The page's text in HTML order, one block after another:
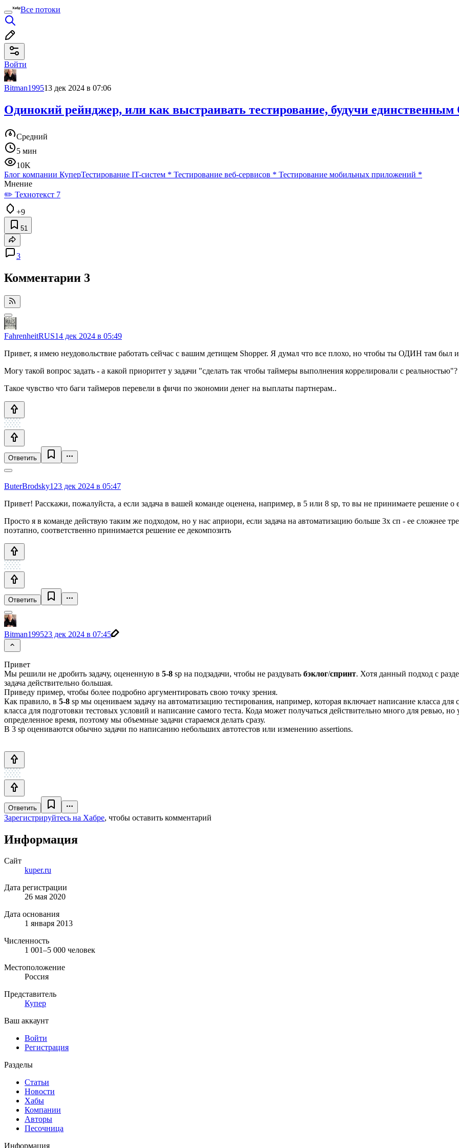
Все потоки
Войти
Bitman199513 дек 2024 в 07:06
Одинокий рейнджер, или как выстраивать тестирование, будучи единственным
Средний
5 мин
10K
Блог компании КуперТестирование IT-систем * Тестирование веб-сервисов * Тестирование мобильных приложений *
Мнение
✏️ Технотекст 7
+9
51
3
Комментарии 3
FahrenheitRUS14 дек 2024 в 05:49
Привет, я имею неудовольствие работать сейчас с вашим детищем Shopper. Я думал что все плохо, но чтобы ты ОДИН там был
Могу такой вопрос задать - а какой приоритет у задачи "сделать так чтобы таймеры выполнения коррелировали с реальностью"?
Такое чувство что баги таймеров перевели в фичи по экономии денег на выплаты партнерам..
Ответить
ButerBrodsky1 23 дек 2024 в 05:47
Привет! Расскажи, пожалуйста, а если задача в вашей команде оценена, например, в 5 или 8 sp, то вы не принимаете решение о
Просто я в команде действую таким же подходом, но у нас априори, если задача на автоматизацию больше 3х сп - ее сложнее
поэтапно, соответственно принимается решение ее декомпозить
Ответить
Bitman199523 дек 2024 в 07:45
Привет
Мы решили не дробить задачу, оцененную в 5-8 sp на подзадачи, чтобы не раздувать бэклог/спринт. Хотя данный подход с
задача действительно большая.
Приведу пример, чтобы более подробно аргументировать свою точку зрения.
Как правило, в 5-8 sp мы оцениваем задачу на автоматизацию тестирования, например, которая включает написание класса для
класса для подготовки тестовых условий и написание самого теста. Кода может получаться действительно много для ревью,
определенное время, поэтому мы объемные задачи стараемся делать сразу.
В 3 sp оцениваются обычно задачи по написанию небольших автотестов или изменению assertions.
Ответить
Зарегистрируйтесь на Хабре, чтобы оставить комментарий
Информация
Сайт
kuper.ru
Дата регистрации
26 мая 2020
Дата основания
1 января 2013
Численность
1 001–5 000 человек
Местоположение
Россия
Представитель
Купер
Ваш аккаунт
Войти
Регистрация
Разделы
Статьи
Новости
Хабы
Компании
Авторы
Песочница
Информация